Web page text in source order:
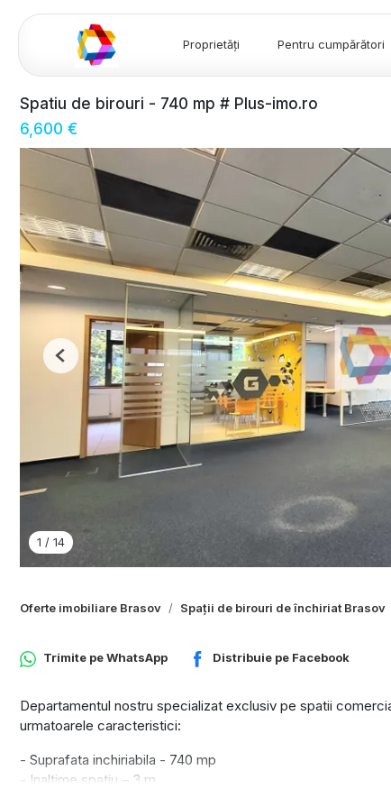
Proprietăți Pentru cumpărători
Spatiu de birouri - 740 mp # Plus-imo.ro
6,600 €
1 / 14
Previous
Oferte imobiliare Brasov Spații de birouri de închiriat Brasov
Trimite peWhatsApp Distribuie pe Facebook
Departamentul nostru specializat exclusiv pe spatii
urmatoarele caracteristici:
- Suprafata inchiriabila - 740 mp
- Inaltime spatiu – 3 m